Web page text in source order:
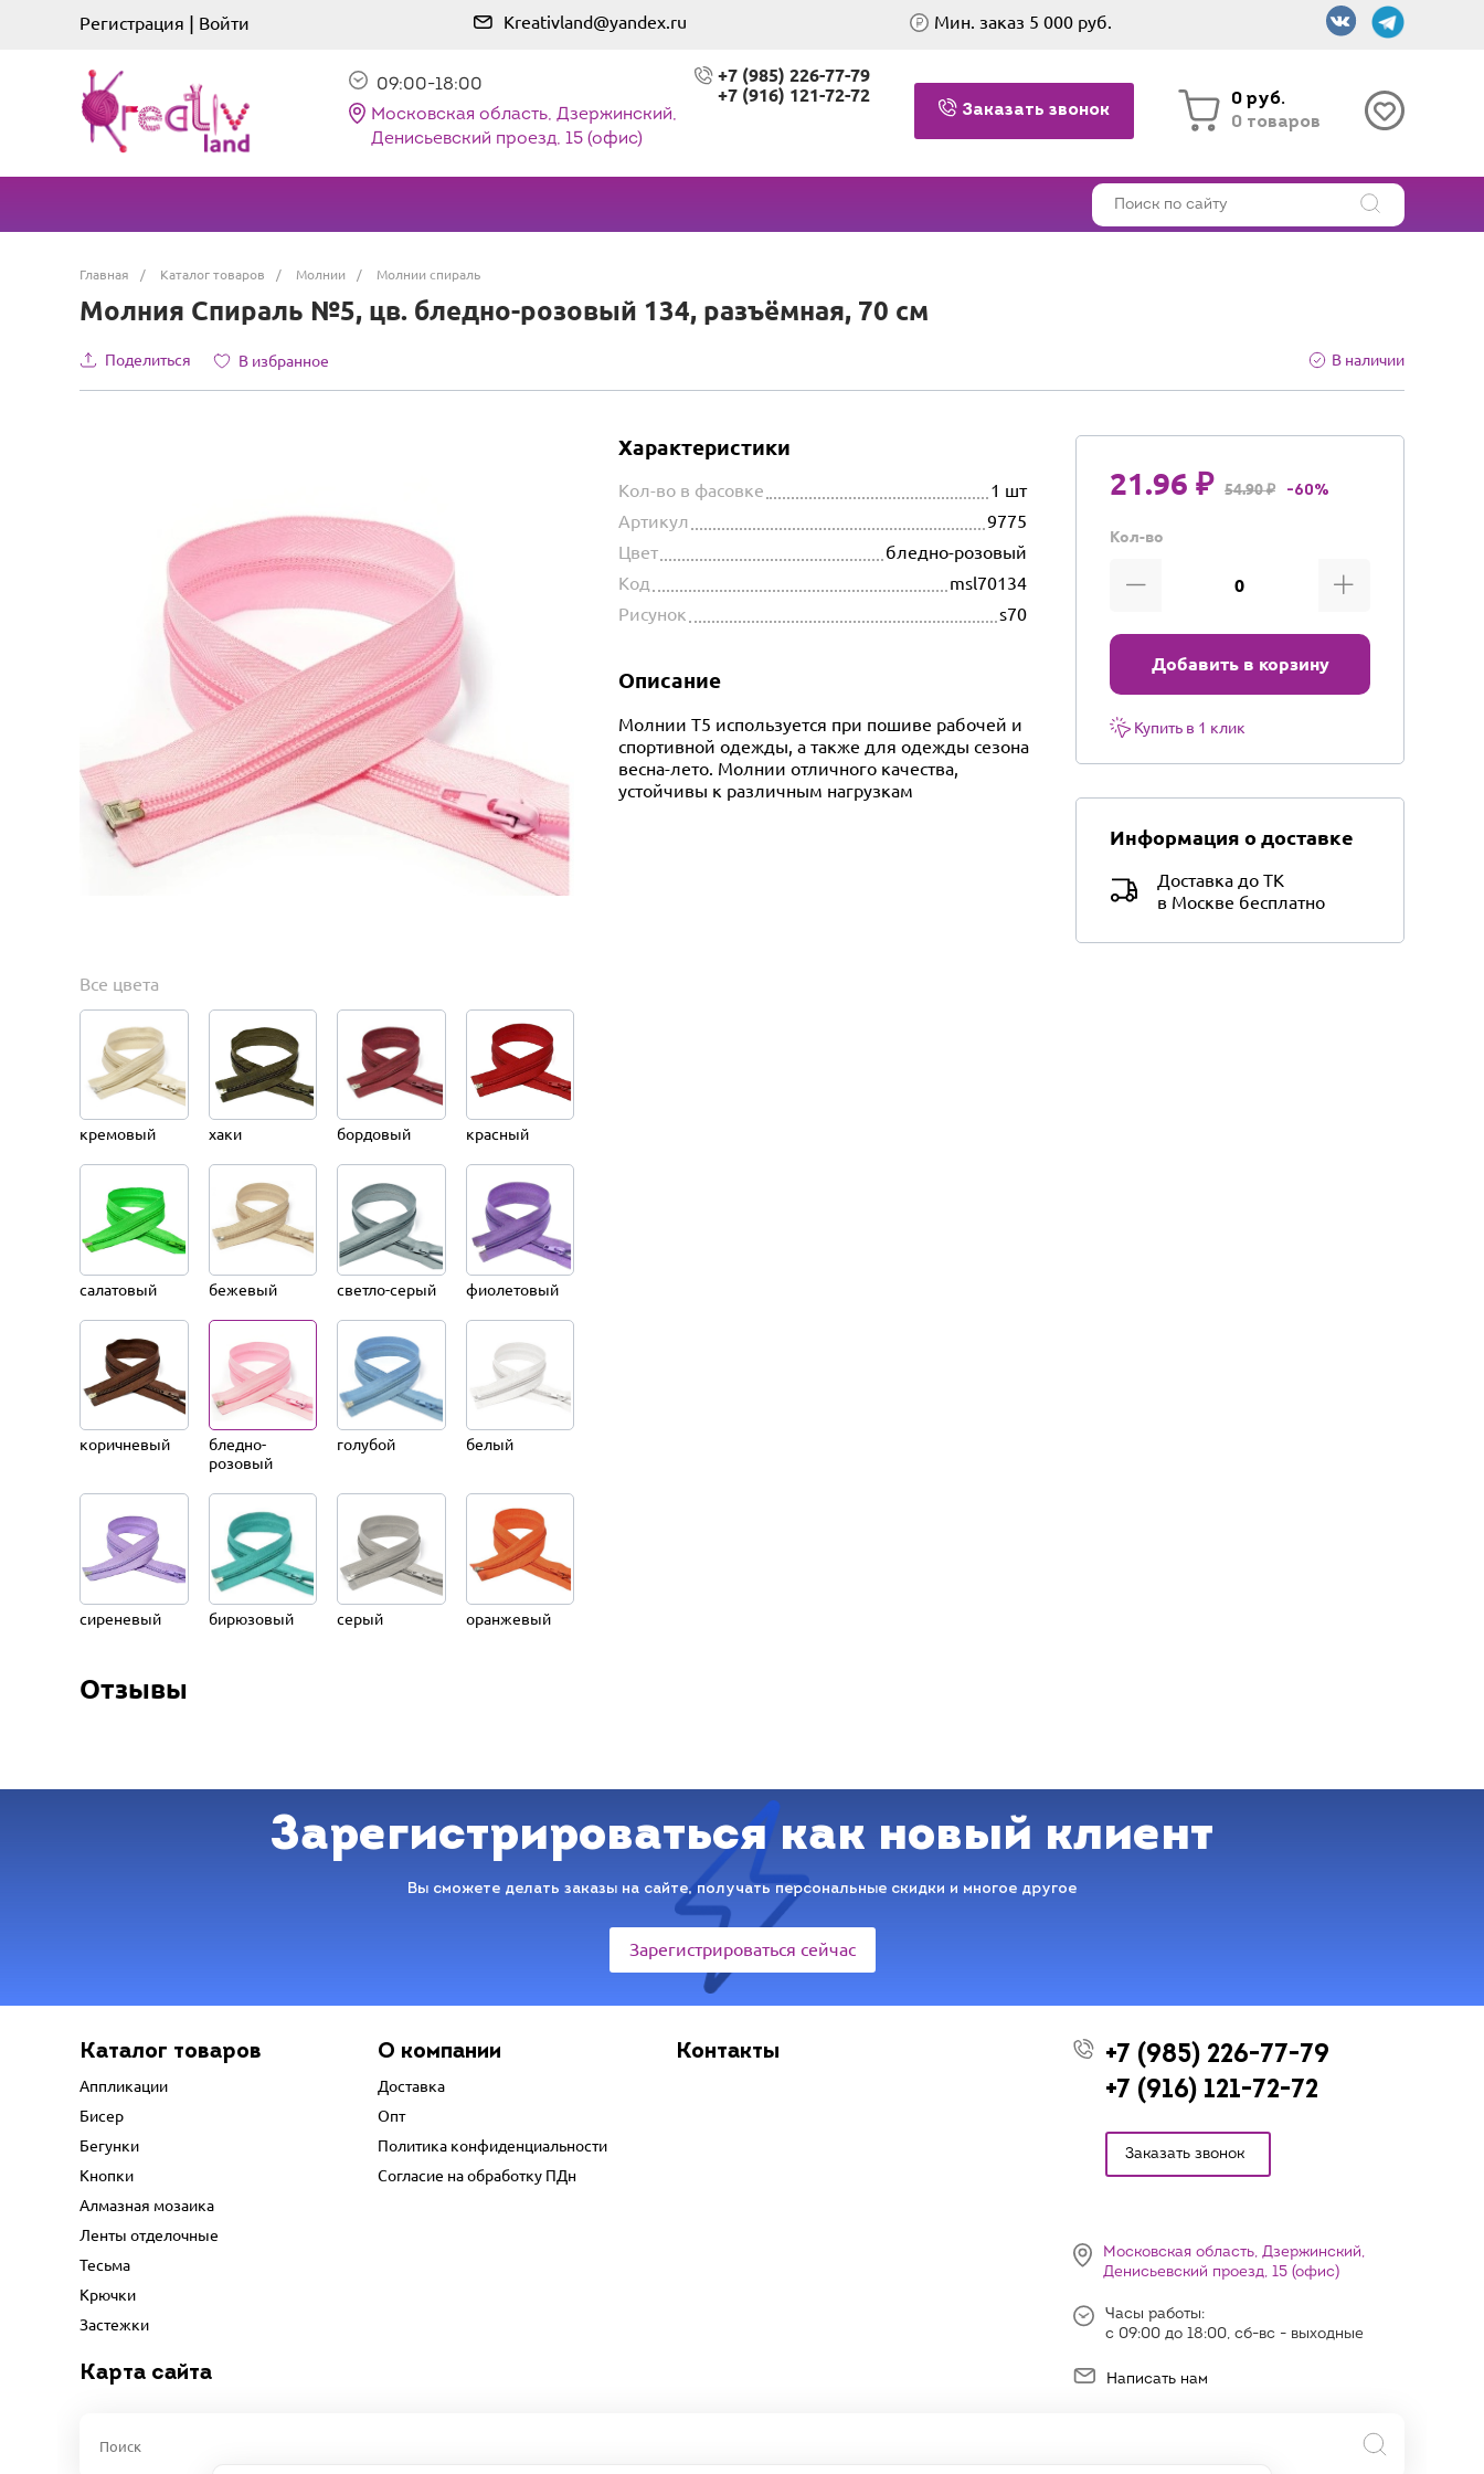
Регистрация | Войти Kreativland@yandex.ru Мин. заказ 5 000 руб.
09:00-18:00
Московская область, Дзержинский,
Денисьевский проезд, 15 (офис)
+7 (985) 226-77-79
+7 (916) 121-72-72
Заказать звонок
0 руб.
0 товаров
Главная / Каталог товаров / Молнии / Молнии спираль
Молния Спираль №5, цв. бледно-розовый 134, разъёмная, 70 см
Поделиться В избранное В наличии
Все цвета
кремовый хаки бордовый красный
салатовый бежевый светло-серый фиолетовый
коричневый
бледно-
розовый
голубой белый
сиреневый бирюзовый серый оранжевый
Характеристики
Кол-во в фасовке
1 шт
Артикул
9775
Цвет
бледно-розовый
Код
msl70134
Рисунок
s70
Описание
Молнии Т5 используется при пошиве рабочей и
спортивной одежды, а также для одежды сезона
весна-лето. Молнии отличного качества,
устойчивы к различным нагрузкам
21.96 ₽ 54.90 ₽ -60%
Кол-во
Добавить в корзину
Купить в 1 клик
Информация о доставке
Доставка до ТК
в Москве бесплатно
Отзывы
Зарегистрироваться как новый клиент
Вы сможете делать заказы на сайте, получать персональные скидки и многое другое
Зарегистрироваться сейчас
Каталог товаров
Аппликации
Бисер
Бегунки
Кнопки
Алмазная мозаика
Ленты отделочные
Тесьма
Крючки
Застежки
О компании
Доставка
Опт
Политика конфиденциальности
Согласие на обработку ПДн
Контакты
Карта сайта
+7 (985) 226-77-79
+7 (916) 121-72-72
Заказать звонок
Московская область, Дзержинский,
Денисьевский проезд, 15 (офис)
Часы работы:
с 09:00 до 18:00, сб-вс - выходные
Написать нам